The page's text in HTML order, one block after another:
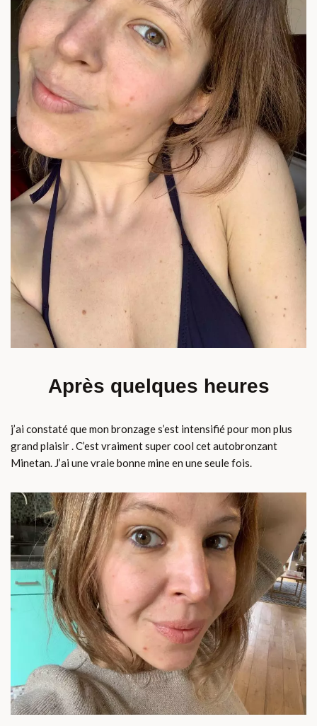
Après quelques heures
j’ai constaté que mon bronzage s’est intensifié pour mon plus
grand plaisir . C’est vraiment super cool cet autobronzant
Minetan. J’ai une vraie bonne mine en une seule fois.